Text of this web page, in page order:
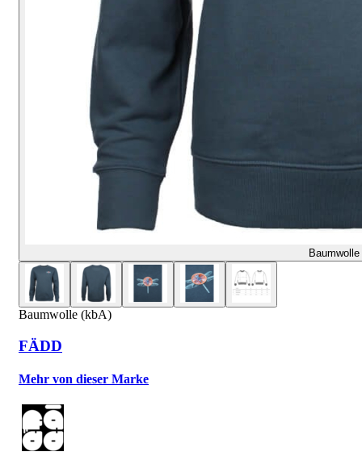
Baumwolle (kbA)
FÄDD
Mehr von dieser Marke